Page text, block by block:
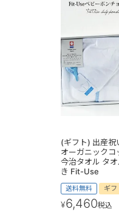
(ギフト) 出産祝
オーガニック
今治タオル タ
き Fit-Use
送料無料 ギフ
¥6,460税込